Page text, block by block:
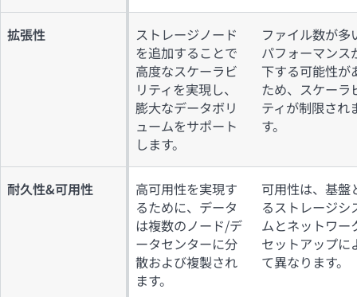
拡張性
ストレージノード
を追加することで
高度なスケーラビ
リティを実現し、
膨大なデータボリ
ュームをサポート
します。
ファイル数が多
パフォーマンス
下する可能性が
ため、スケーラ
ティが制限され
す。
耐久性&可用性
高可用性を実現す
るために、データ
は複数のノード/デ
ータセンターに分
散および複製され
ます。
可用性は、基盤
るストレージシ
ムとネットワー
セットアップに
て異なります。